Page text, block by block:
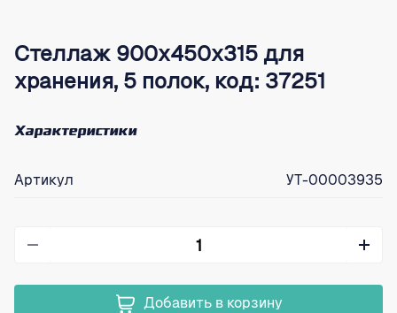
Стеллаж 900х450х315 для
хранения, 5 полок, код: 37251
Характеристики
Артикул УТ-00003935
Добавить в корзину